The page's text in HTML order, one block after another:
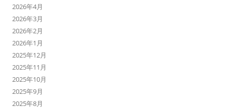
2026年4月
2026年3月
2026年2月
2026年1月
2025年12月
2025年11月
2025年10月
2025年9月
2025年8月